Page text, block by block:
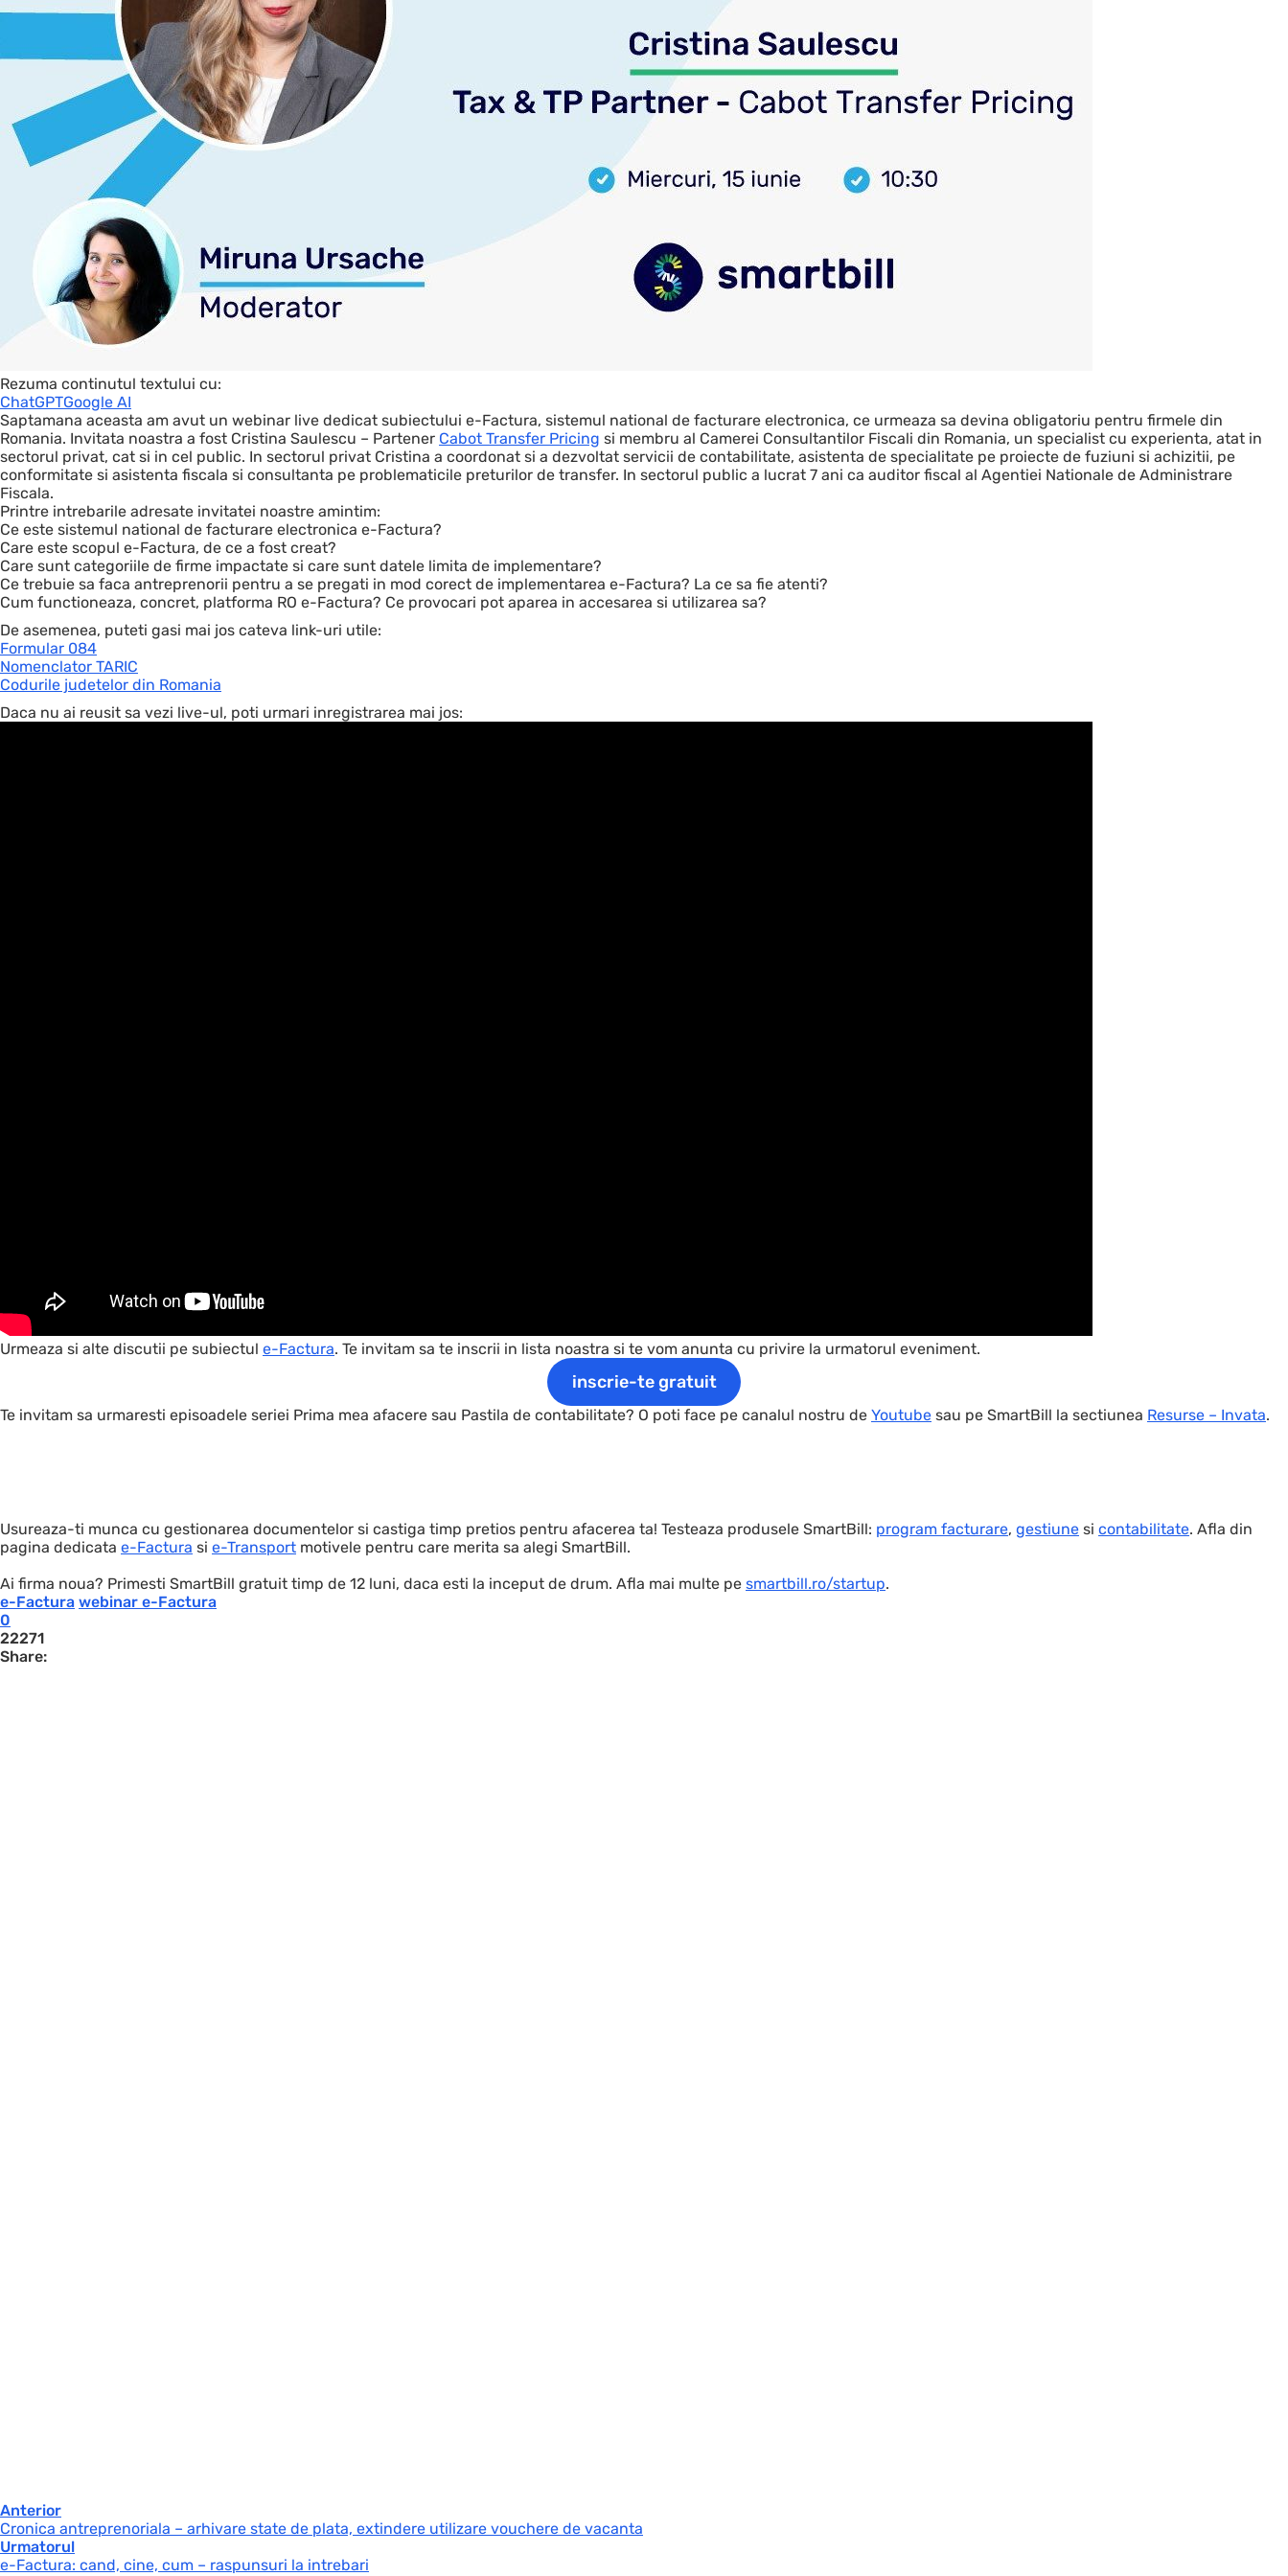
Rezuma continutul textului cu:
ChatGPTGoogle AI
Saptamana aceasta am avut un webinar live dedicat subiectului e-Factura, sistemul national de facturare electronica, ce urmeaza sa devina obligatoriu pentru firmele din
Romania. Invitata noastra a fost Cristina Saulescu – Partener Cabot Transfer Pricing si membru al Camerei Consultantilor Fiscali din Romania, un specialist cu experienta, atat in
sectorul privat, cat si in cel public. In sectorul privat Cristina a coordonat si a dezvoltat servicii de contabilitate, asistenta de specialitate pe proiecte de fuziuni si achizitii, pe
conformitate si asistenta fiscala si consultanta pe problematicile preturilor de transfer. In sectorul public a lucrat 7 ani ca auditor fiscal al Agentiei Nationale de Administrare
Fiscala.
Printre intrebarile adresate invitatei noastre amintim:
Ce este sistemul national de facturare electronica e-Factura?
Care este scopul e-Factura, de ce a fost creat?
Care sunt categoriile de firme impactate si care sunt datele limita de implementare?
Ce trebuie sa faca antreprenorii pentru a se pregati in mod corect de implementarea e-Factura? La ce sa fie atenti?
Cum functioneaza, concret, platforma RO e-Factura? Ce provocari pot aparea in accesarea si utilizarea sa?
De asemenea, puteti gasi mai jos cateva link-uri utile:
Formular 084
Nomenclator TARIC
Codurile judetelor din Romania
Daca nu ai reusit sa vezi live-ul, poti urmari inregistrarea mai jos:
Urmeaza si alte discutii pe subiectul e-Factura. Te invitam sa te inscrii in lista noastra si te vom anunta cu privire la urmatorul eveniment.
inscrie-te gratuit
Te invitam sa urmaresti episoadele seriei Prima mea afacere sau Pastila de contabilitate? O poti face pe canalul nostru de Youtube sau pe SmartBill la sectiunea Resurse – Invata.
Usureaza-ti munca cu gestionarea documentelor si castiga timp pretios pentru afacerea ta! Testeaza produsele SmartBill: program facturare, gestiune si contabilitate. Afla din
pagina dedicata e-Factura si e-Transport motivele pentru care merita sa alegi SmartBill.
Ai firma noua? Primesti SmartBill gratuit timp de 12 luni, daca esti la inceput de drum. Afla mai multe pe smartbill.ro/startup.
e-Factura webinar e-Factura
0
22271
Share:
Anterior
Cronica antreprenoriala – arhivare state de plata, extindere utilizare vouchere de vacanta
Urmatorul
e-Factura: cand, cine, cum – raspunsuri la intrebari